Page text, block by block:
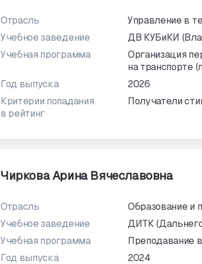
Отрасль
Управление в
Учебное заведение
ДВ КУБиКИ
Учебная программа
Организация
на транспорте
Год выпуска
2026
Критерии попадания
в рейтинг
Получатели
Чиркова Арина Вячеславовна
Отрасль
Образование и
Учебное заведение
ДИТК
Учебная программа
Преподавание
Год выпуска
2024